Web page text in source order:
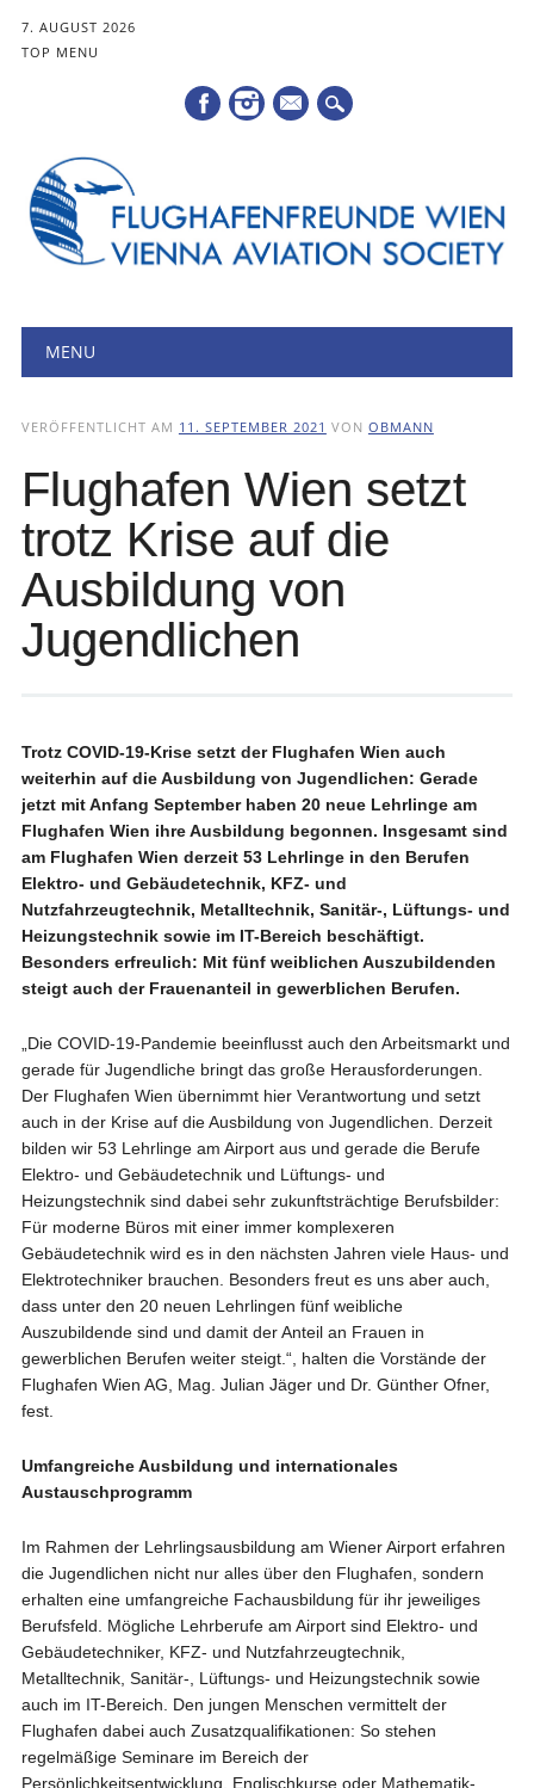
7. AUGUST 2026
TOP MENU
Mail
Hauptmenü
MENU
VERÖFFENTLICHT AM 11. SEPTEMBER 2021 VON OBMANN
Flughafen Wien setzt
trotz Krise auf die
Ausbildung von
Jugendlichen
Trotz COVID-19-Krise setzt der Flughafen Wien auch
weiterhin auf die Ausbildung von Jugendlichen: Gerade
jetzt mit Anfang September haben 20 neue Lehrlinge am
Flughafen Wien ihre Ausbildung begonnen. Insgesamt sind
am Flughafen Wien derzeit 53 Lehrlinge in den Berufen
Elektro- und Gebäudetechnik, KFZ- und
Nutzfahrzeugtechnik, Metalltechnik, Sanitär-, Lüftungs- und
Heizungstechnik sowie im IT-Bereich beschäftigt.
Besonders erfreulich: Mit fünf weiblichen Auszubildenden
steigt auch der Frauenanteil in gewerblichen Berufen.
„Die COVID-19-Pandemie beeinflusst auch den Arbeitsmarkt und
gerade für Jugendliche bringt das große Herausforderungen.
Der Flughafen Wien übernimmt hier Verantwortung und setzt
auch in der Krise auf die Ausbildung von Jugendlichen. Derzeit
bilden wir 53 Lehrlinge am Airport aus und gerade die Berufe
Elektro- und Gebäudetechnik und Lüftungs- und
Heizungstechnik sind dabei sehr zukunftsträchtige Berufsbilder:
Für moderne Büros mit einer immer komplexeren
Gebäudetechnik wird es in den nächsten Jahren viele Haus- und
Elektrotechniker brauchen. Besonders freut es uns aber auch,
dass unter den 20 neuen Lehrlingen fünf weibliche
Auszubildende sind und damit der Anteil an Frauen in
gewerblichen Berufen weiter steigt.“, halten die Vorstände der
Flughafen Wien AG, Mag. Julian Jäger und Dr. Günther Ofner,
fest.
Umfangreiche Ausbildung und internationales
Austauschprogramm
Im Rahmen der Lehrlingsausbildung am Wiener Airport erfahren
die Jugendlichen nicht nur alles über den Flughafen, sondern
erhalten eine umfangreiche Fachausbildung für ihr jeweiliges
Berufsfeld. Mögliche Lehrberufe am Airport sind Elektro- und
Gebäudetechniker, KFZ- und Nutzfahrzeugtechnik,
Metalltechnik, Sanitär-, Lüftungs- und Heizungstechnik sowie
auch im IT-Bereich. Den jungen Menschen vermittelt der
Flughafen dabei auch Zusatzqualifikationen: So stehen
regelmäßige Seminare im Bereich der
Persönlichkeitsentwicklung, Englischkurse oder Mathematik-